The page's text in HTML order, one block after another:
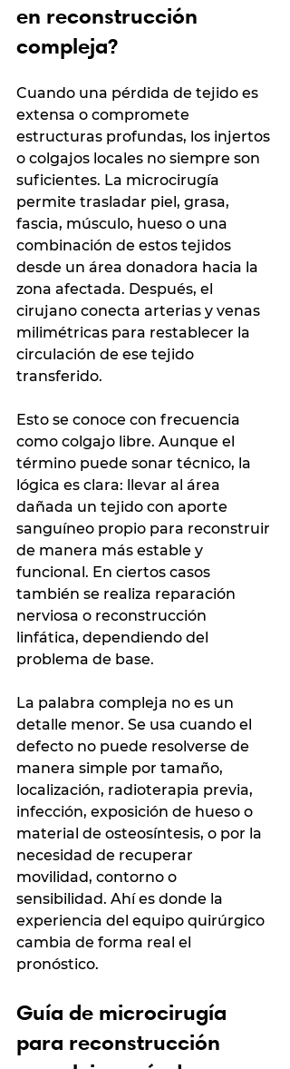
en reconstrucción
compleja?
Cuando una pérdida de tejido es
extensa o compromete
estructuras profundas, los injertos
o colgajos locales no siempre son
suficientes. La microcirugía
permite trasladar piel, grasa,
fascia, músculo, hueso o una
combinación de estos tejidos
desde un área donadora hacia la
zona afectada. Después, el
cirujano conecta arterias y venas
milimétricas para restablecer la
circulación de ese tejido
transferido.
Esto se conoce con frecuencia
como colgajo libre. Aunque el
término puede sonar técnico, la
lógica es clara: llevar al área
dañada un tejido con aporte
sanguíneo propio para reconstruir
de manera más estable y
funcional. En ciertos casos
también se realiza reparación
nerviosa o reconstrucción
linfática, dependiendo del
problema de base.
La palabra compleja no es un
detalle menor. Se usa cuando el
defecto no puede resolverse de
manera simple por tamaño,
localización, radioterapia previa,
infección, exposición de hueso o
material de osteosíntesis, o por la
necesidad de recuperar
movilidad, contorno o
sensibilidad. Ahí es donde la
experiencia del equipo quirúrgico
cambia de forma real el
pronóstico.
Guía de microcirugía
para reconstrucción